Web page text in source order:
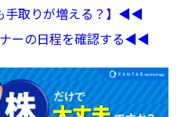
取りが増える？】◀︎◀︎
ーの日程を確認する◀︎◀︎